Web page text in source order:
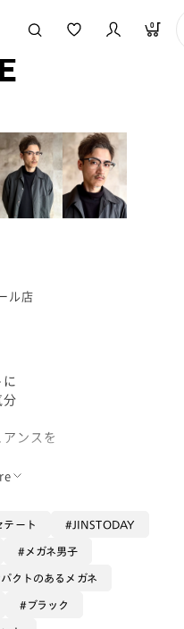
0
ル店
ンスを
テート JINSTODAY
メガネ男子
クトのあるメガネ
ブラック